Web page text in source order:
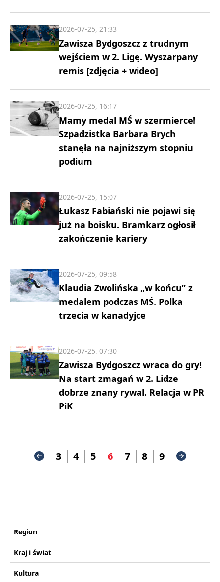
Zawisza Bydgoszcz z trudnym
wejściem w 2. Ligę. Wyszarpany
remis [zdjęcia + wideo]
2026-07-25, 21:33
Mamy medal MŚ w szermierce!
Szpadzistka Barbara Brych
stanęła na najniższym stopniu
podium
2026-07-25, 16:17
Łukasz Fabiański nie pojawi się
już na boisku. Bramkarz ogłosił
zakończenie kariery
2026-07-25, 15:07
Klaudia Zwolińska „w końcu” z
medalem podczas MŚ. Polka
trzecia w kanadyjce
2026-07-25, 09:58
Zawisza Bydgoszcz wraca do gry!
Na start zmagań w 2. Lidze
dobrze znany rywal. Relacja w PR
PiK
2026-07-25, 07:30
3 4 5 6 7 8 9
Region
Kraj i świat
Kultura